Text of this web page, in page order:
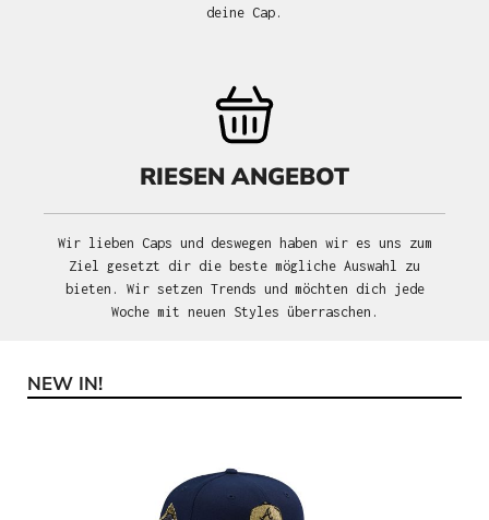
deine Cap.
RIESEN ANGEBOT
Wir lieben Caps und deswegen haben wir es uns zum
Ziel gesetzt dir die beste mögliche Auswahl zu
bieten. Wir setzen Trends und möchten dich jede
Woche mit neuen Styles überraschen.
Produktgalerie überspringen
NEW IN!